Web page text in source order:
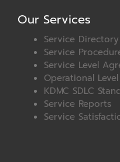
Our Services
Service Directory
Service
Service Level
Operational
KDMC SDLC
Service Reports
Service